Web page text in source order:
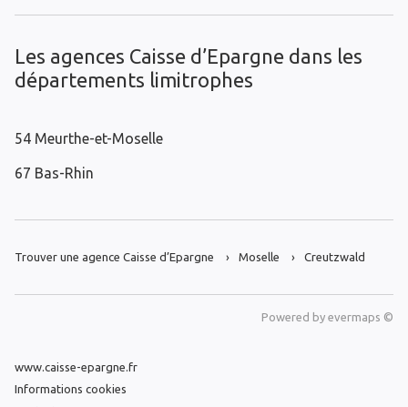
Les agences Caisse d’Epargne dans les
départements limitrophes
54 Meurthe-et-Moselle
67 Bas-Rhin
Trouver une agence Caisse d’Epargne Moselle Creutzwald
Powered by evermaps ©
www.caisse-epargne.fr
Informations cookies